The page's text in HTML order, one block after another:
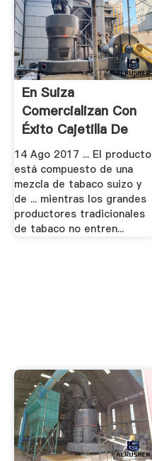
En Suiza
Comercializan Con
Éxito Cajetilla De
Cigarros.
14 Ago 2017 ... El producto
está compuesto de una
mezcla de tabaco suizo y
de ... mientras los grandes
productores tradicionales
de tabaco no entren...